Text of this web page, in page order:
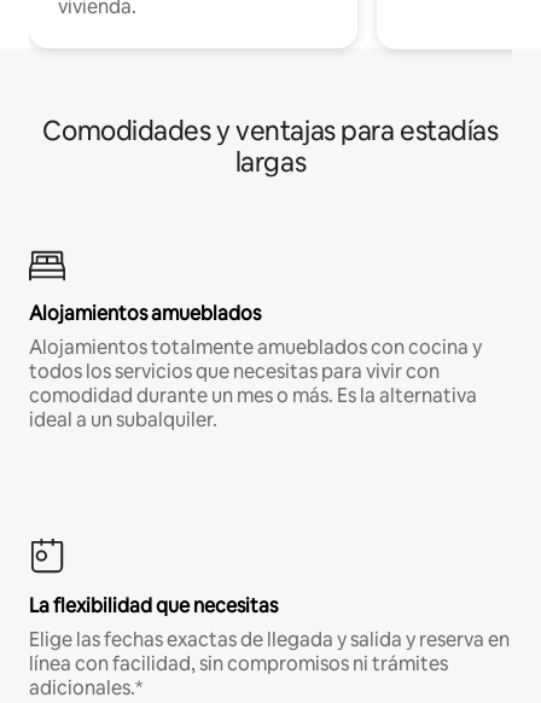
vivienda.
Comodidades y ventajas para estadías
largas
Alojamientos amueblados
Alojamientos totalmente amueblados con cocina y
todos los servicios que necesitas para vivir con
comodidad durante un mes o más. Es la alternativa
ideal a un subalquiler.
La flexibilidad que necesitas
Elige las fechas exactas de llegada y salida y reserva en
línea con facilidad, sin compromisos ni trámites
adicionales.*